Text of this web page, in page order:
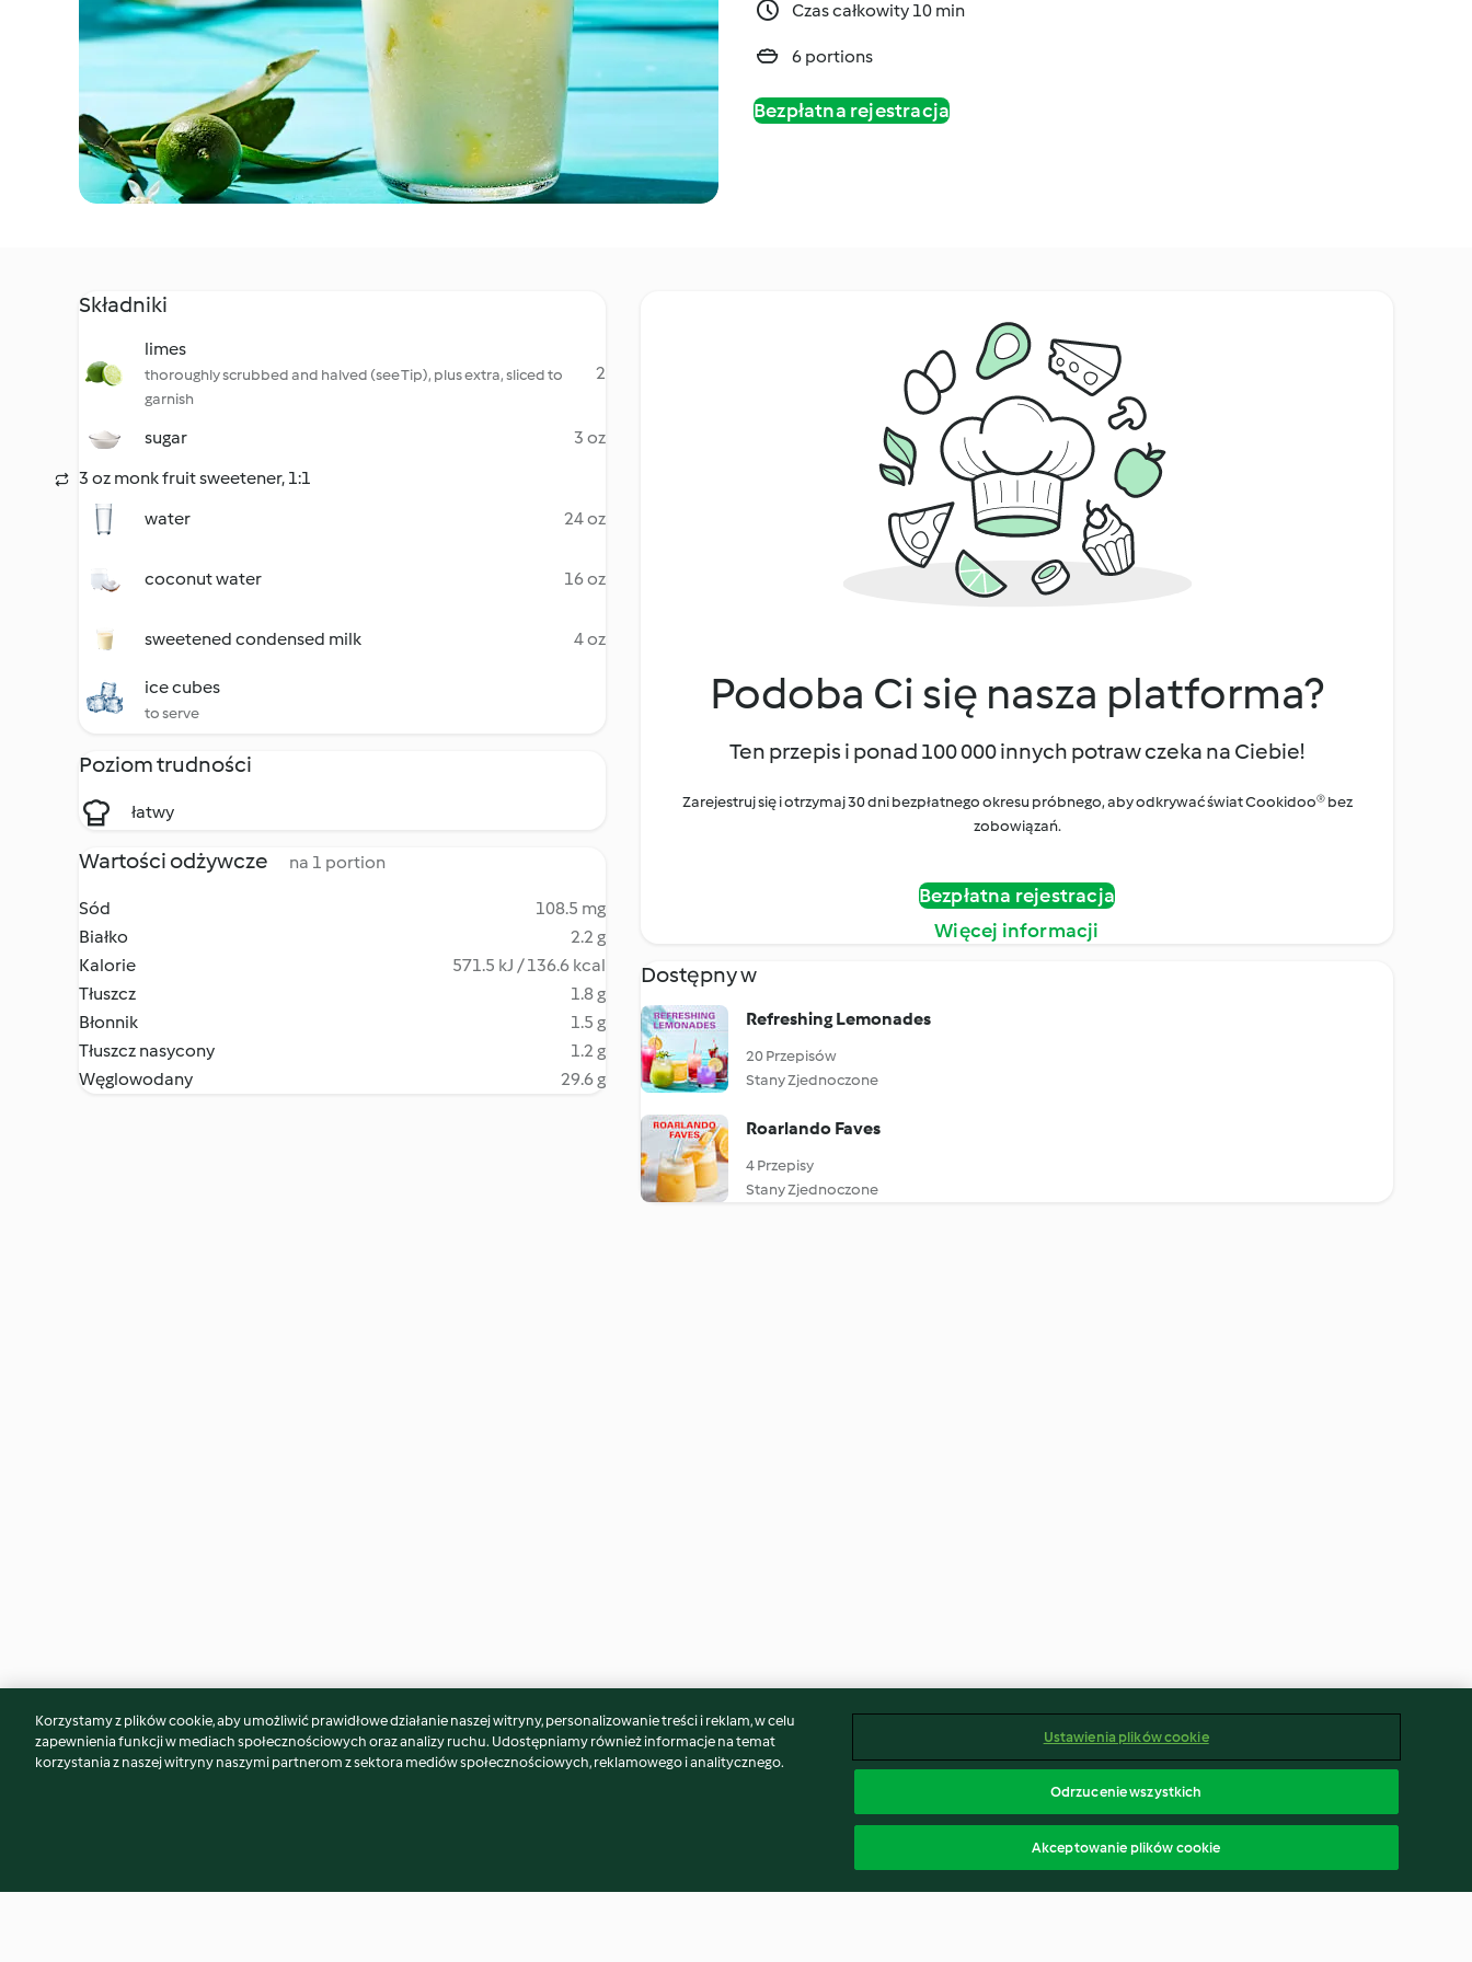
Czas całkowity 10 min
6 portions
Bezpłatna rejestracja
Składniki
limes
thoroughly scrubbed and halved (see Tip), plus extra, sliced to
garnish
2
sugar
3 oz
3 oz monk fruit sweetener, 1:1
water
24 oz
coconut water 16 oz
sweetened condensed milk 4 oz
ice cubes
to serve
Poziom trudności
łatwy
Wartości odżywcze na 1 portion
Sód
108.5 mg
Białko
2.2 g
Kalorie
571.5 kJ / 136.6 kcal
Tłuszcz
1.8 g
Błonnik
1.5 g
Tłuszcz nasycony
1.2 g
Węglowodany
29.6 g
Podoba Ci się nasza platforma?
Ten przepis i ponad 100 000 innych potraw czeka na Ciebie!
Zarejestruj się i otrzymaj 30 dni bezpłatnego okresu próbnego, aby odkrywać świat Cookidoo® bez
zobowiązań.
Bezpłatna rejestracja
Więcej informacji
Dostępny w
Refreshing Lemonades
20 Przepisów
Stany Zjednoczone
Roarlando Faves
4 Przepisy
Stany Zjednoczone
Może spodoba Ci się również...
Korzystamy z plików cookie, aby umożliwić prawidłowe działanie naszej witryny, personalizowanie treści i reklam, w celu
zapewnienia funkcji w mediach społecznościowych oraz analizy ruchu. Udostępniamy również informacje na temat
korzystania z naszej witryny naszymi partnerom z sektora mediów społecznościowych, reklamowego i analitycznego.
Ustawienia plików cookie
Odrzucenie wszystkich
Akceptowanie plików cookie